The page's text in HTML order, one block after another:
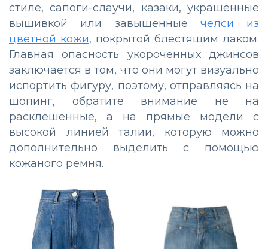
стиле, сапоги-слаучи, казаки, украшенные
вышивкой или завышенные челси из
цветной кожи, покрытой блестящим лаком.
Главная опасность укороченных джинсов
заключается в том, что они могут визуально
испортить фигуру, поэтому, отправляясь на
шопинг, обратите внимание не на
расклешенные, а на прямые модели с
высокой линией талии, которую можно
дополнительно выделить с помощью
кожаного ремня.